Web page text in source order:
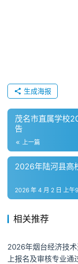
生成海报
茂名市直属学校
告
上一篇
2026年陆河县高
2026 年 4 月 2 日 上午
相关推荐
2026年烟台经济技
上报名及审核专业